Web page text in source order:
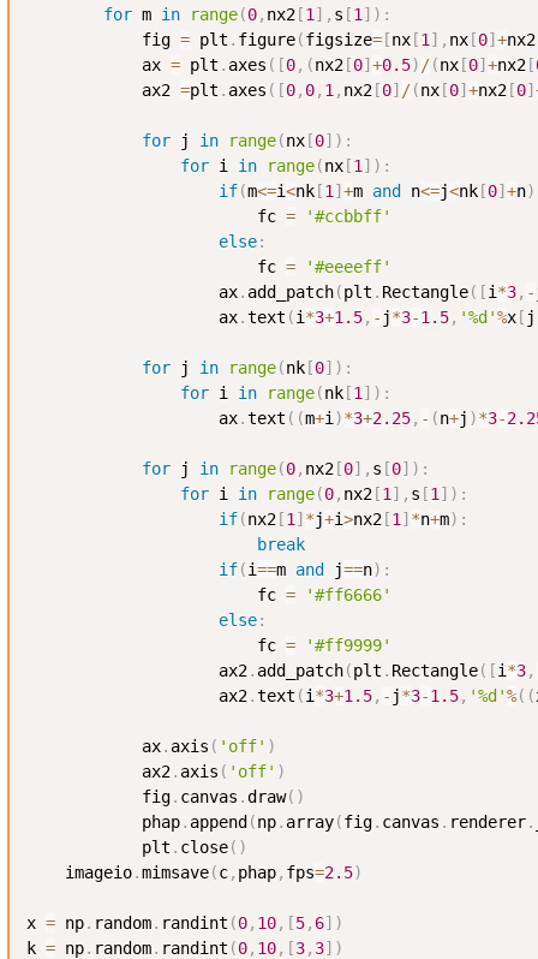
for m in range(0, nx2 [1 ] , s [1 ] ) :
            fig
= plt . figure(figsize= [nx [1 ] , nx [0] +nx2
            ax
= plt . axes ( [0, (nx2 [0] +0.5) /(nx [0] +nx2 [
            ax2
=plt . axes ( [0, 0, 1 , nx2 [0] /(nx [0] +nx2 [0]
for j in range(nx [0] ) :
for i in range(nx [1 ] ) :
if(m<=i<nk [1 ] +m and n<=j<nk [0] +n)
                        fc
=
'#ccbbff'
else:
                        fc
=
'#eeeeff'
                    ax
. add_patch(plt . Rectangle( [i *3, -
                    ax
.text (i *3+1.5, - j*3-1.5, '%d'%x [ j
for j in range(nk [0] ) :
for i in range(nk [1 ] ) :
                    ax
.text ( (m+i )*3+2.25, - (n+j )*3-
for j in range(0, nx2 [0] , s [0] ) :
for i in range(0, nx2 [1 ] , s [1 ] ) :
if(nx2 [1 ] *j+i>nx2 [1 ] *n+m) :
break
if(i==m and j==n) :
                        fc
=
'#ff6666'
else:
                        fc
=
'#ff9999'
                    ax2
. add_patch(plt . Rectangle( [i *3,
                    ax2
.text (i *3+1.5, - j*3-1.5, '%d'%( (
            ax
. axis ( 'off' )
            ax2
. axis ( 'off' )
            fig
. canvas .draw( )
            phap
. append (np. array(fig. canvas . renderer.
            plt
. close( )
    imageio
.mimsave(c, phap, fps=2.5)
x = np. random. randint (0, 10, [5, 6] )
k = np. random. randint (0, 10, [3, 3] )